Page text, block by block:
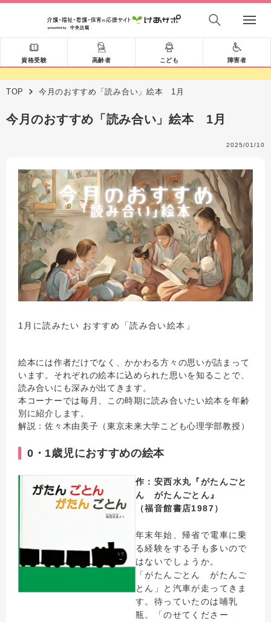
資格受験 高齢者 こども 障害者
TOP 今月のおすすめ「読み合い」絵本 1月
今月のおすすめ「読み合い」絵本 1月
2025/01/10
1月に読みたい おすすめ「読み合い絵本」
絵本には作者だけでなく、かかわる方々の思いが詰まって
います。それぞれの絵本に込められた思いを知ることで、
読み合いにも深みが出てきます。
本コーナーでは毎月、この時期に読み合いたい絵本を年齢
別に紹介します。
解説：佐々木由美子（東京未来大学こども心理学部教授）
0・1歳児におすすめの絵本
作：安西水丸『がたんごと
ん がたんごとん』
（福音館書店1987）
年末年始、帰省で電車に乗
る経験をする子も多いので
はないでしょうか。
「がたんごとん がたんご
とん」と汽車が走ってきま
す。待っていたのは哺乳
瓶。「のせてくださー